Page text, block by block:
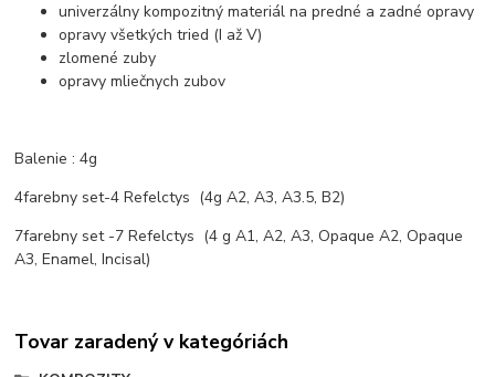
univerzálny kompozitný materiál na predné a zadné opravy
opravy všetkých tried (I až V)
zlomené zuby
opravy mliečnych zubov
Balenie : 4g
4farebny set-4 Refelctys (4g A2, A3, A3.5, B2)
7farebny set -7 Refelctys (4 g A1, A2, A3, Opaque A2, Opaque
A3, Enamel, Incisal)
Tovar zaradený v kategóriách